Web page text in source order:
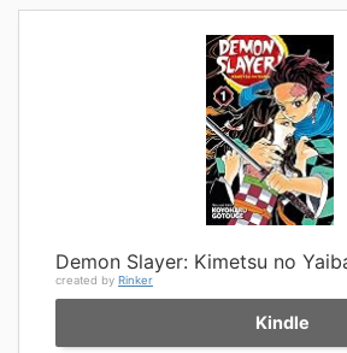
Demon Slayer: Kimetsu no
created by Rinker
Kindle